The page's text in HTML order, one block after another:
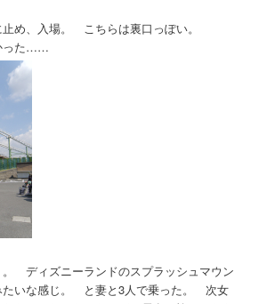
め、入場。 こちらは裏口っぽい。
った……
。 ディズニーランドのスプラッシュマウン
たいな感じ。 と妻と3人で乗った。 次女